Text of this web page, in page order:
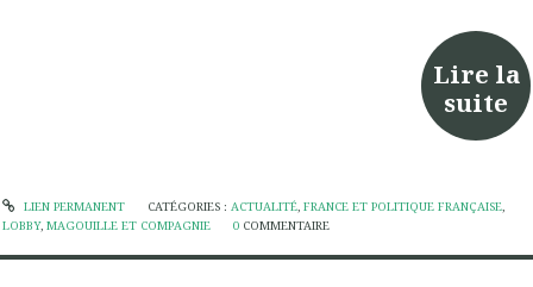
Lire la
suite
LIEN PERMANENT CATÉGORIES : ACTUALITÉ, FRANCE ET POLITIQUE FRANÇAISE,
LOBBY, MAGOUILLE ET COMPAGNIE 0 COMMENTAIRE